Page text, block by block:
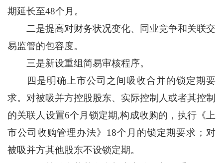
期延长至48个月。
二是提高对财务状况变化、同业竞争和关联交
易监管的包容度。
三是新设重组简易审核程序。
四是明确上市公司之间吸收合并的锁定期要
求。对被吸并方控股股东、实际控制人或者其控制
的关联人设置6个月锁定期,构成收购的，执行《上
市公司收购管理办法》18个月的锁定期要求；对
被吸并方其他股东不设锁定期。